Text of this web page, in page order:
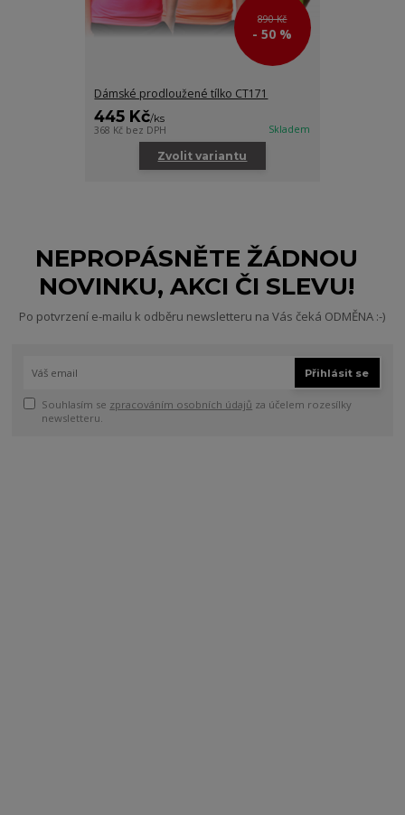
890 Kč
- 50 %
Dámské prodloužené tílko CT171
445 Kč/ks
368 Kč bez DPH Skladem
Zvolit variantu
NEPROPÁSNĚTE ŽÁDNOU
NOVINKU, AKCI ČI SLEVU!
Po potvrzení e-mailu k odběru newsletteru na Vás čeká ODMĚNA :-)
Přihlásit se
Souhlasím se zpracováním osobních údajů za účelem rozesílky
newsletteru.